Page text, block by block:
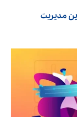
مدیریت